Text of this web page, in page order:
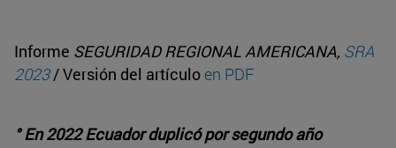
Informe SEGURIDAD REGIONAL AMERICANA, SRA
2023 / Versión del artículo en PDF
° En 2022 Ecuador duplicó por segundo año